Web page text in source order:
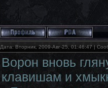
Дата: Вторник, 2009-Авг-25, 01:46:47 |
Ворон вновь
клавишам и